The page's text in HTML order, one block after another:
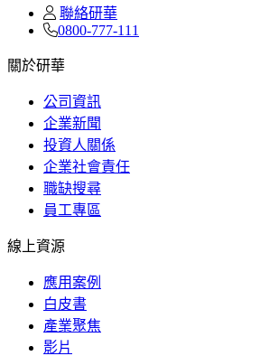
聯絡研華
0800-777-111
關於研華
公司資訊
企業新聞
投資人關係
企業社會責任
職缺搜尋
員工專區
線上資源
應用案例
白皮書
產業聚焦
影片